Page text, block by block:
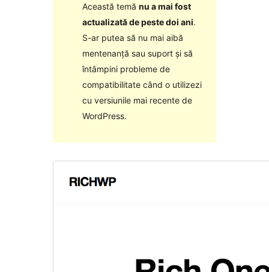
Această temă nu a mai fost
actualizată de peste doi ani.
S-ar putea să nu mai aibă
mentenanță sau suport și să
întâmpini probleme de
compatibilitate când o utilizezi
cu versiunile mai recente de
WordPress.